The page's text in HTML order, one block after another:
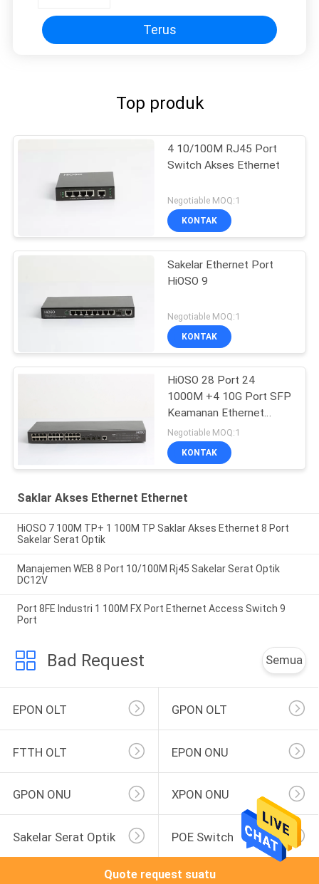
Terus
Top produk
4 10/100M RJ45 Port
Switch Akses Ethernet
Negotiable MOQ:1
KONTAK
Sakelar Ethernet Port
HiOSO 9
Negotiable MOQ:1
KONTAK
HiOSO 28 Port 24
1000M +4 10G Port SFP
Keamanan Ethernet
Sakelar Industri Sakelar
Ethernet
Negotiable MOQ:1
KONTAK
Saklar Akses Ethernet Ethernet
HiOSO 7 100M TP+ 1 100M TP Saklar Akses Ethernet 8 Port
Sakelar Serat Optik
Manajemen WEB 8 Port 10/100M Rj45 Sakelar Serat Optik
DC12V
Port 8FE Industri 1 100M FX Port Ethernet Access Switch 9
Port
Bad Request Semua
EPON OLT GPON OLT
FTTH OLT EPON ONU
GPON ONU XPON ONU
Sakelar Serat Optik POE Switch
Quote request suatu